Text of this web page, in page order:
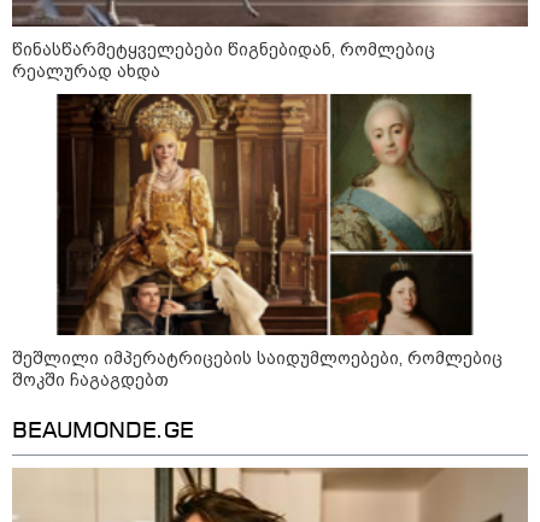
უკანონო ცეცხლსასროლი
იარაღები და საბრძოლო მასალა
ამოიღეს - დაკავებულია 5 პირი
შსს - პოლიციამ თბილისში
კურიერზე ჯგუფურად ძალადობის
ბრალდებით 3 პირი, მათ შორის 2
არასრულწლოვანი დააკავა -
კიდევ 2 პირის დაკავების მიზნით
კი შესაბამისი ღონისძიებები
ტარდება
სებ - აშშ-ის სახაზინო
სუბიექტს
რუსებმა ხარკოვს და ოდესას
წინასწარმეტყველებები წიგნებიდან, რომლებიც
რეალურად ახდა
შეშლილი იმპერატრიცების საიდუმლოებები, რომლებიც
შოკში ჩაგაგდებთ
BEAUMONDE.GE